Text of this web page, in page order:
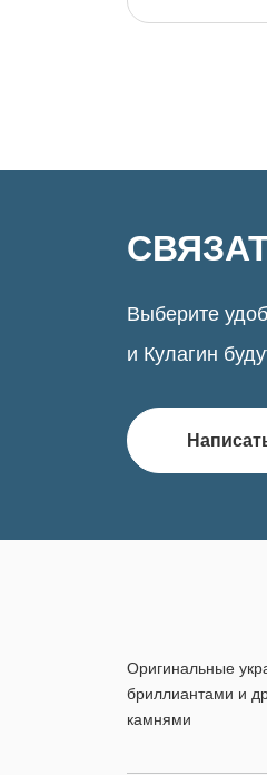
Выберите
и Кулагин
Оригинальные
бриллиантами и
камнями